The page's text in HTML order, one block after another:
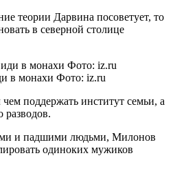
теории Дарвина посоветует, то
в северной столице
в монахи Фото: iz.ru
поддержать институт семьи, а
разводов.
и падшими людьми, Милонов
одиноких мужиков